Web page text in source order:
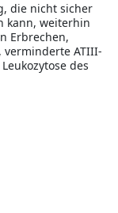
die nicht sicher
kann, weiterhin
Erbrechen,
ATIII-
des